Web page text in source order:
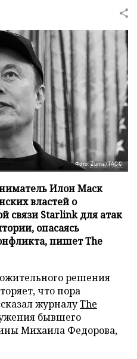
Фото: Zuma/ТАСС
Илон Маск
властей о
связи Starlink для атак
опасаясь
пишет The
решения
что пора
журналуThe
бывшего
Михаила Федорова,